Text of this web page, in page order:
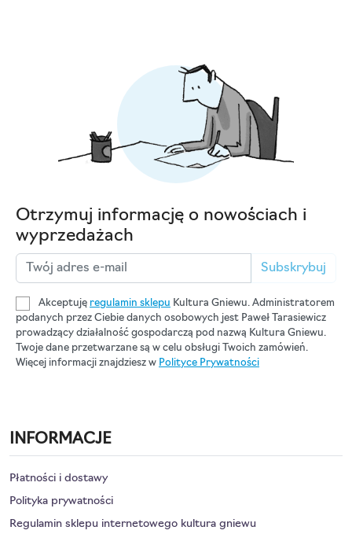
Otrzymuj informację o nowościach i
wyprzedażach
Subskrybuj
Akceptuję regulamin sklepu Kultura Gniewu. Administratorem
podanych przez Ciebie danych osobowych jest Paweł Tarasiewicz
prowadzący działalność gospodarczą pod nazwą Kultura Gniewu.
Twoje dane przetwarzane są w celu obsługi Twoich zamówień.
Więcej informacji znajdziesz w Polityce Prywatności
INFORMACJE
Płatności i dostawy
Polityka prywatności
Regulamin sklepu internetowego kultura gniewu